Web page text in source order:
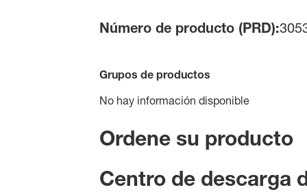
Número de producto (PRD):
Grupos de productos
No hay información disponible
Ordene su producto
Centro de descarga